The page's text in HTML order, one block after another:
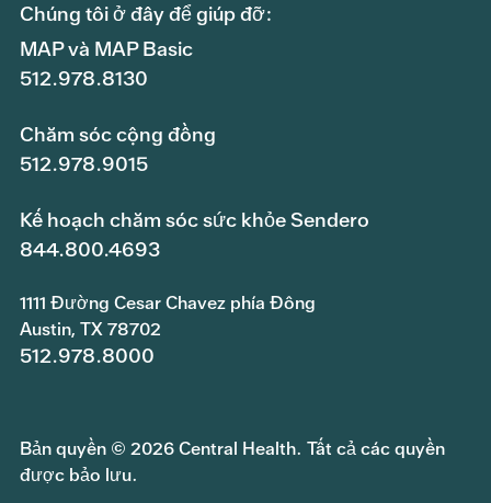
Chúng tôi ở đây để giúp đỡ:
MAP và MAP Basic
512.978.8130
Chăm sóc cộng đồng
512.978.9015
Kế hoạch chăm sóc sức khỏe Sendero
844.800.4693
1111 Đường Cesar Chavez phía Đông
Austin, TX 78702
512.978.8000
Bản quyền © 2026 Central Health. Tất cả các quyền
được bảo lưu.